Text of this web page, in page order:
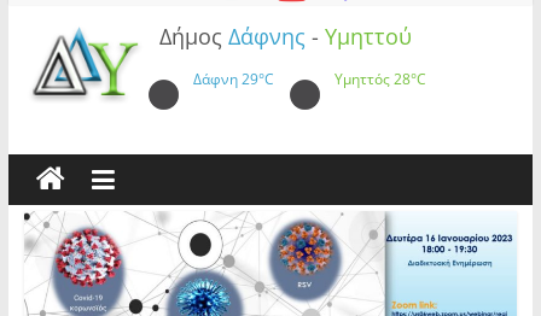
Δήμος Δάφνης - Υμηττού
Δάφνη29°C Υμηττός28°C